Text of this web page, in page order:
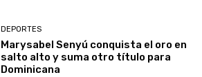
DEPORTES
Marysabel Senyú conquista el oro en
salto alto y suma otro título para
Dominicana